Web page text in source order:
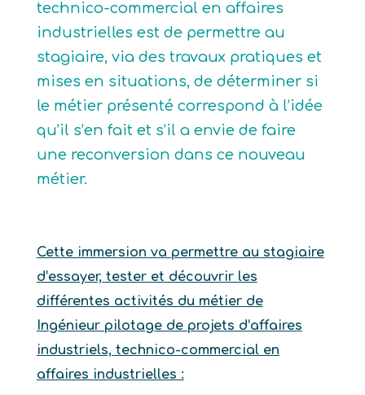
technico-commercial en affaires
industrielles est de permettre au
stagiaire, via des travaux pratiques et
mises en situations, de déterminer si
le métier présenté correspond à l’idée
qu’il s’en fait et s’il a envie de faire
une reconversion dans ce nouveau
métier.
Cette immersion va permettre au stagiaire
d’essayer, tester et découvrir les
différentes activités du métier de
Ingénieur pilotage de projets d’affaires
industriels, technico-commercial en
affaires industrielles :